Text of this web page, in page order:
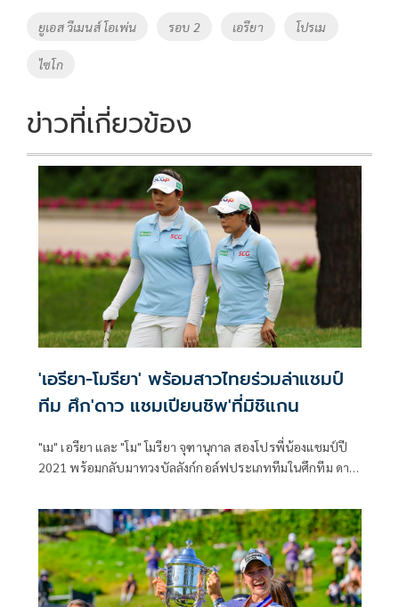
o
k
Li
Tags
ยูเอส วีเมนส์ โอเพ่น รอบ 2 เอรียา โปรเม
ไซโก
ข่าวที่เกี่ยวข้อง
'เอรียา-โมรียา' พร้อมสาวไทยร่วมล่าแชมป์
ทีม ศึก'ดาว แชมเปียนชิพ'ที่มิชิแกน
"เม" เอรียา และ "โม" โมรียา จุฑานุกาล สองโปรพี่น้องแชมป์ปี
2021 พร้อมกลับมาทวงบัลลังก์กอล์ฟประเภททีมในศึกทีม ดาว
แลนด์ รัฐมิชิแกน ประเทศสหรัฐอเมริกา สัปดาห์นี้ ร่วมด้วยนัก
กอล์ฟสาวไทยอย่าง "พราว" ชเนตตี วรรณแสน, "เปียโน" อา
ภิชญา ยุบล, จัสมิน สุวัณณะปุระ, "แหวน" พรอนงค์ เพชรล้ำ
และ "ฮัท" สุวิชยา วินิจฉัยธรรม ที่จะร่วมดวลวงสวิงกับเหล่ายอด
โปรสาวระดับโลก นำโดย เนลลี คอร์ดา มือ 1 ของโลกจากสหรัฐ